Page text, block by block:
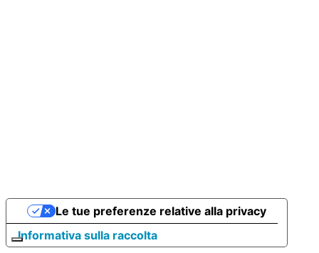
Informativa sulla raccolta
Le tue preferenze relative alla privacy